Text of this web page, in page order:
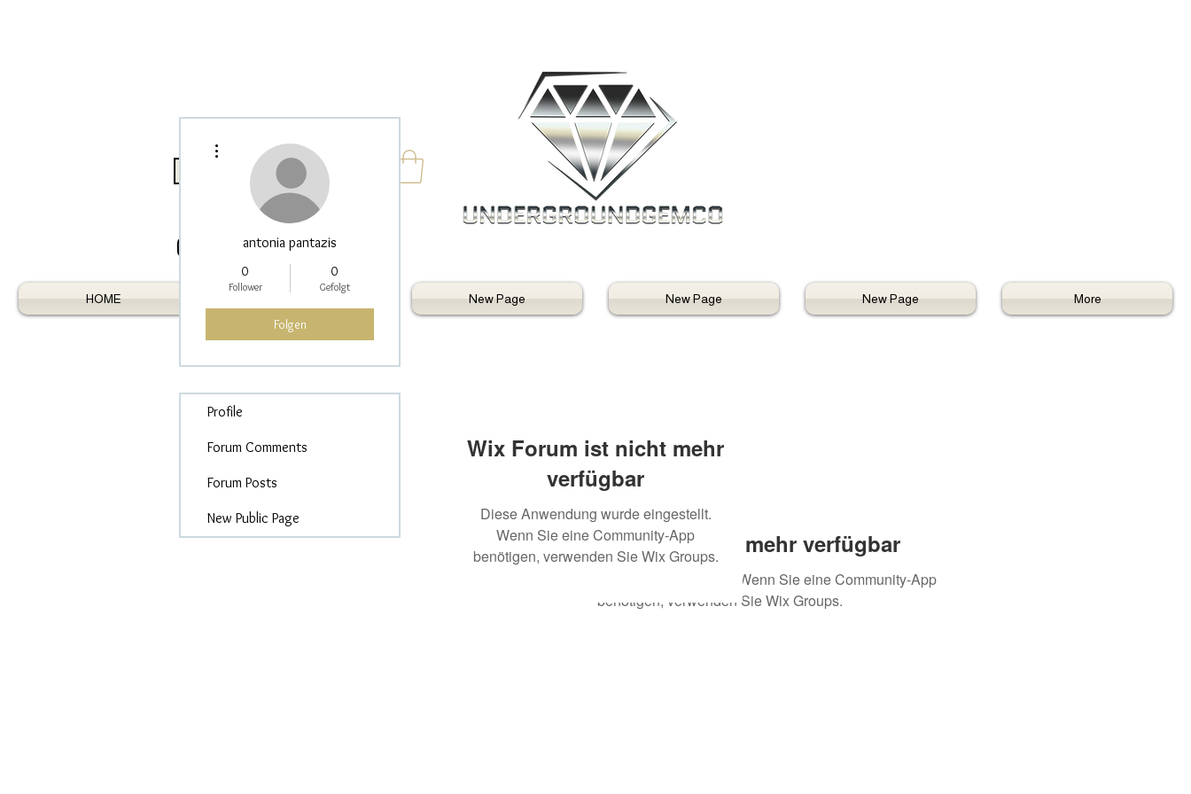
Log In / Register As Trade
HOME New Page New Page New Page More
Wix Forum ist nicht mehr verfügbar
Diese Anwendung wurde eingestellt. Wenn Sie eine Community-App
benötigen, verwenden Sie Wix Groups.
Wix Forum ist nicht mehr
verfügbar
Diese Anwendung wurde eingestellt.
Wenn Sie eine Community-App
benötigen, verwenden Sie Wix Groups.
antonia pantazis
0
Follower
0
Gefolgt
Folgen
Profile
Forum Comments
Forum Posts
New Public Page